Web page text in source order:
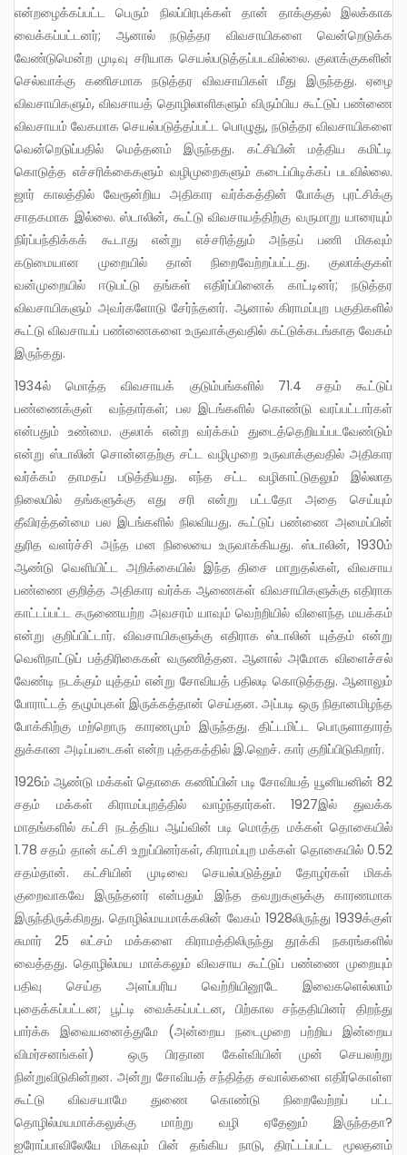
என்றழைக்கப்பட்ட பெரும் நிலப்பிரபுக்கள் தான் தாக்குதல் இலக்காக
வைக்கப்பட்டனர்; ஆனால் நடுத்தர விவசாயிகளை வென்றெடுக்க
வேண்டுமென்ற முடிவு சரியாக செயல்படுத்தப்படவில்லை. குலாக்குகளின்
செல்வாக்கு கணிசமாக நடுத்தர விவசாயிகள் மீது இருந்தது. ஏழை
விவசாயிகளும், விவசாயத் தொழிலாளிகளும் விரும்பிய கூட்டுப் பண்ணை
விவசாயம் வேகமாக செயல்படுத்தப்பட்ட பொழுது, நடுத்தர விவசாயிகளை
வென்றெடுப்பதில் மெத்தனம் இருந்தது. கட்சியின் மத்திய கமிட்டி
கொடுத்த எச்சரிக்கைகளும் வழிமுறைகளும் கடைப்பிடிக்கப் படவில்லை.
ஜார் காலத்தில் வேரூன்றிய அதிகார வர்க்கத்தின் போக்கு புரட்சிக்கு
சாதகமாக இல்லை. ஸ்டாலின், கூட்டு விவசாயத்திற்கு வருமாறு யாரையும்
நிர்ப்பந்திக்கக் கூடாது என்று எச்சரித்தும் அந்தப் பணி மிகவும்
கடுமையான முறையில் தான் நிறைவேற்றப்பட்டது. குலாக்குகள்
வன்முறையில் ஈடுபட்டு தங்கள் எதிர்ப்பினைக் காட்டினர்; நடுத்தர
விவசாயிகளும் அவர்களோடு சேர்ந்தனர். ஆனால் கிராமப்புற பகுதிகளில்
கூட்டு விவசாயப் பண்ணைகளை உருவாக்குவதில் கட்டுக்கடங்காத வேகம்
இருந்தது.
1934ல் மொத்த விவசாயக் குடும்பங்களில் 71.4 சதம் கூட்டுப்
பண்ணைக்குள் வந்தார்கள்; பல இடங்களில் கொண்டு வரப்பட்டார்கள்
என்பதும் உண்மை. குலாக் என்ற வர்க்கம் துடைத்தெறியப்படவேண்டும்
என்று ஸ்டாலின் சொன்னதற்கு சட்ட வழிமுறை உருவாக்குவதில் அதிகார
வர்க்கம் தாமதப் படுத்தியது. எந்த சட்ட வழிகாட்டுதலும் இல்லாத
நிலையில் தங்களுக்கு எது சரி என்று பட்டதோ அதை செய்யும்
தீவிரத்தன்மை பல இடங்களில் நிலவியது. கூட்டுப் பண்ணை அமைப்பின்
துரித வளர்ச்சி அந்த மன நிலையை உருவாக்கியது. ஸ்டாலின், 1930ம்
ஆண்டு வெளியிட்ட அறிக்கையில் இந்த திசை மாறுதல்கள், விவசாய
பண்ணை குறித்த அதிகார வர்க்க ஆணைகள் விவசாயிகளுக்கு எதிராக
காட்டப்பட்ட கருணையற்ற அவசரம் யாவும் வெற்றியில் விளைந்த மயக்கம்
என்று குறிப்பிட்டார். விவசாயிகளுக்கு எதிராக ஸ்டாலின் யுத்தம் என்று
வெளிநாட்டுப் பத்திரிகைகள் வருணித்தன. ஆனால் அமோக விளைச்சல்
வேண்டி நடக்கும் யுத்தம் என்று சோவியத் பதிலடி கொடுத்தது. ஆனாலும்
போராட்டத் தழும்புகள் இருக்கத்தான் செய்தன. அப்படி ஒரு நிதானமிழந்த
போக்கிற்கு மற்றொரு காரணமும் இருந்தது. திட்டமிட்ட பொருளாதாரத்
துக்கான அடிப்படைகள் என்ற புத்தகத்தில் இ.ஹெச். கார் குறிப்பிடுகிறார்.
1926ம் ஆண்டு மக்கள் தொகை கணிப்பின் படி சோவியத் யூனியனின் 82
சதம் மக்கள் கிராமப்புறத்தில் வாழ்ந்தார்கள். 1927இல் துவக்க
மாதங்களில் கட்சி நடத்திய ஆய்வின் படி மொத்த மக்கள் தொகையில்
1.78 சதம் தான் கட்சி உறுப்பினர்கள், கிராமப்புற மக்கள் தொகையில் 0.52
சதம்தான். கட்சியின் முடிவை செயல்படுத்தும் தோழர்கள் மிகக்
குறைவாகவே இருந்தனர் என்பதும் இந்த தவறுகளுக்கு காரணமாக
இருந்திருக்கிறது. தொழில்மயமாக்கலின் வேகம் 1928லிருந்து 1939க்குள்
சுமார் 25 லட்சம் மக்களை கிராமத்திலிருந்து தூக்கி நகரங்களில்
வைத்தது. தொழில்மய மாக்கலும் விவசாய கூட்டுப் பண்ணை முறையும்
பதிவு செய்த அளப்பரிய வெற்றியினூடே இவைகளெல்லாம்
புதைக்கப்பட்டன; பூட்டி வைக்கப்பட்டன, பிற்கால சந்ததியினர் திறந்து
பார்க்க இவையனைத்துமே (அன்றைய நடைமுறை பற்றிய இன்றைய
விமர்சனங்கள்) ஒரு பிரதான கேள்வியின் முன் செயலற்று
நின்றுவிடுகின்றன. அன்று சோவியத் சந்தித்த சவால்களை எதிர்கொள்ள
கூட்டு விவசயாமே துணை கொண்டு நிறைவேற்றப் பட்ட
தொழில்மயமாக்கலுக்கு மாற்று வழி ஏதேனும் இருந்ததா?
ஐரோப்பாவிலேயே மிகவும் பின் தங்கிய நாடு, திரட்டப்பட்ட மூலதனம்